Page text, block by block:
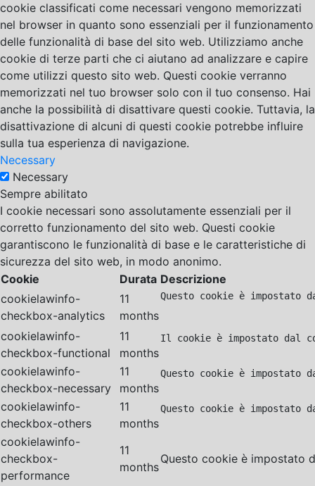
cookie classificati come necessari vengono memorizzati
nel browser in quanto sono essenziali per il funzionamento
delle funzionalità di base del sito web. Utilizziamo anche
cookie di terze parti che ci aiutano ad analizzare e capire
come utilizzi questo sito web. Questi cookie verranno
memorizzati nel tuo browser solo con il tuo consenso. Hai
anche la possibilità di disattivare questi cookie. Tuttavia, la
disattivazione di alcuni di questi cookie potrebbe influire
sulla tua esperienza di navigazione.
Necessary
Necessary
Sempre abilitato
I cookie necessari sono assolutamente essenziali per il
corretto funzionamento del sito web. Questi cookie
garantiscono le funzionalità di base e le caratteristiche di
sicurezza del sito web, in modo anonimo.
Cookie
Durata Descrizione
cookielawinfo-
checkbox-analytics
11
months
Questo cookie è
cookielawinfo-
checkbox-functional
11
months
Il cookie è impostato dal
cookielawinfo-
checkbox-necessary
11
months
Questo cookie è impostato
cookielawinfo-
checkbox-others
11
months
Questo cookie è
cookielawinfo-
checkbox-
performance
11
months
Questo cookie è impostato